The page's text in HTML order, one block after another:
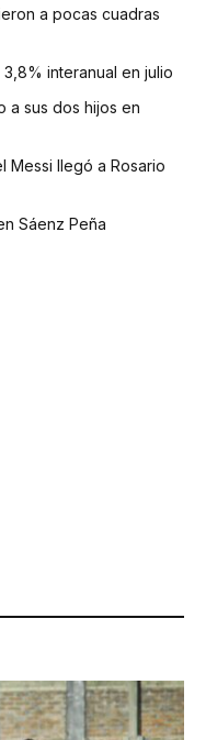
a pocas cuadras
interanual en julio
a sus dos hijos en
Messi llegó a Rosario
Sáenz Peña